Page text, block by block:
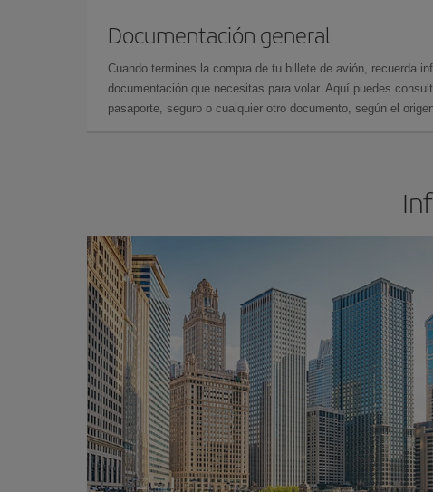
Documentación general
Cuando termines la compra de tu billete de avión, recuerda
documentación que necesitas para volar. Aquí puedes
pasaporte, seguro o cualquier otro documento, según el